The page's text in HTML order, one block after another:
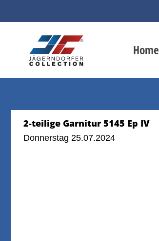
Home
2-teilige Garnitur 5145 Ep IV
Donnerstag 25.07.2024